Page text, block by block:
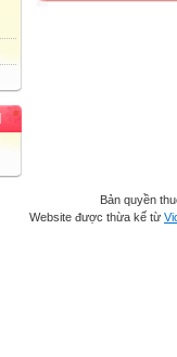
Bản quyền
Website được thừa kế từ